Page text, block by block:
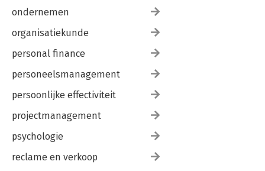
ondernemen
organisatiekunde
personal finance
personeelsmanagement
persoonlijke effectiviteit
projectmanagement
psychologie
reclame en verkoop